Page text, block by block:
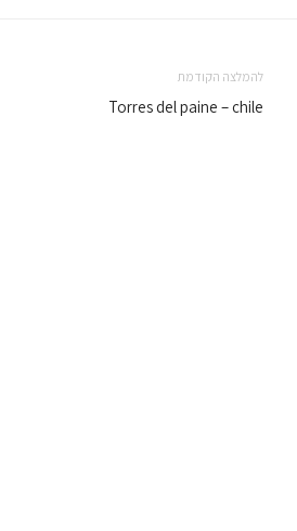
להמלצה הקודמת
Torres del paine – chile